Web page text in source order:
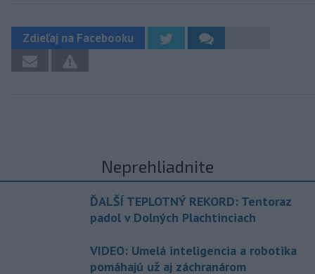
Zdieľaj na Facebooku
Neprehliadnite
ĎALŠÍ TEPLOTNÝ REKORD: Tentoraz
padol v Dolných Plachtinciach
VIDEO: Umelá inteligencia a robotika
pomáhajú už aj záchranárom